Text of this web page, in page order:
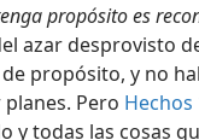
propósito es
azar desprovisto
propósito, y no
Pero Hechos
y todas las cosas